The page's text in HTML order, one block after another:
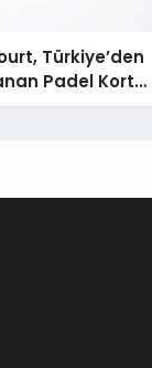
Türkiye’den
Padel Kort
Adresi